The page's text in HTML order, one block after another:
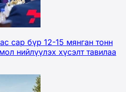
сар бүр 12-15 мянган тонн
нийлүүлэх хүсэлт тавилаа